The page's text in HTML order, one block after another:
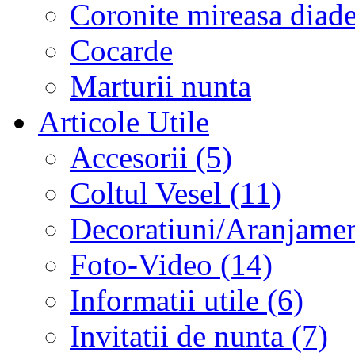
Coronite mireasa
Cocarde
Marturii nunta
Articole Utile
Accesorii (5)
Coltul Vesel (11)
Decoratiuni/
Foto-Video (14)
Informatii utile (6)
Invitatii de nunta (7)